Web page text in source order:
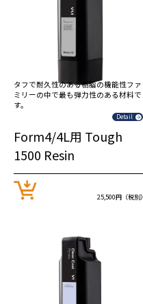
タフで耐久性のある樹脂の機能性ファ
ミリーの中で最も弾力性のある材料で
す。
Detail
Form4/4L用 Tough
1500 Resin
25,500円（税別）